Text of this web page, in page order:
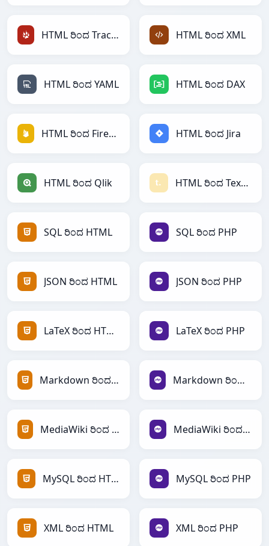
HTML ರಿಂದ TracWiki HTML ರಿಂದ XML
HTML ರಿಂದ YAML HTML ರಿಂದ DAX
HTML ರಿಂದ Firebase HTML ರಿಂದ Jira
HTML ರಿಂದ Qlik HTML ರಿಂದ Textile
SQL ರಿಂದ HTML SQL ರಿಂದ PHP
JSON ರಿಂದ HTML JSON ರಿಂದ PHP
LaTeX ರಿಂದ HTML LaTeX ರಿಂದ PHP
Markdown ರಿಂದ HTML Markdown ರಿಂದ PHP
MediaWiki ರಿಂದ HTML MediaWiki ರಿಂದ PHP
MySQL ರಿಂದ HTML MySQL ರಿಂದ PHP
XML ರಿಂದ HTML XML ರಿಂದ PHP